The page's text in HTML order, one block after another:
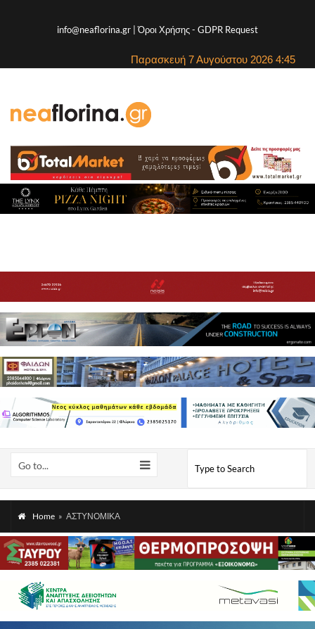
info@neaflorina.gr |Όροι Χρήσης- GDPR Request
Παρασκευή 7 Αυγούστου 2026 4:45
Go to...
Home » ΑΣΤΥΝΟΜΙΚΑ